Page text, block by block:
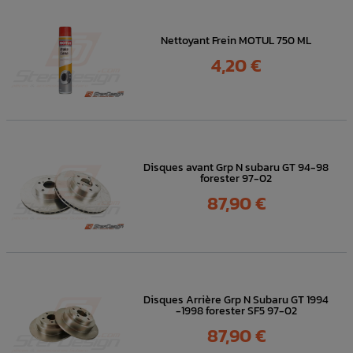
Nettoyant Frein MOTUL 750 ML
Prix
4,20 €
Disques avant Grp N subaru GT 94-98
forester 97-02
Prix
87,90 €
Disques Arrière Grp N Subaru GT 1994
-1998 forester SF5 97-02
Prix
87,90 €